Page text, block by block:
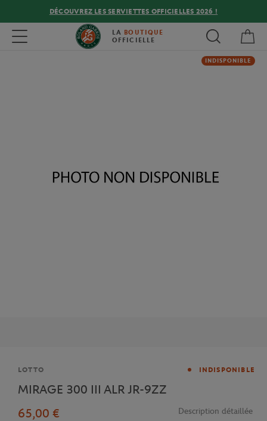
DÉCOUVREZ LES SERVIETTES OFFICIELLES 2026 !
Toggle navigation LA BOUTIQUE
OFFICIELLE
INDISPONIBLE
Marque
LOTTO INDISPONIBLE
MIRAGE 300 III ALR JR-9ZZ
65,00 €
Description détaillée